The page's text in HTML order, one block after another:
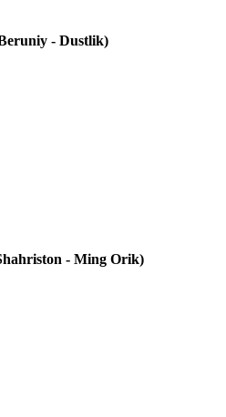
- Dustlik)
- Ming Orik)